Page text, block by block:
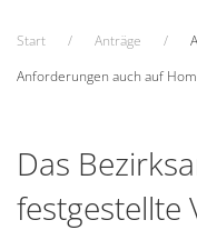
Start Anträge
Anforderungen auch auf
Das
festgestellte